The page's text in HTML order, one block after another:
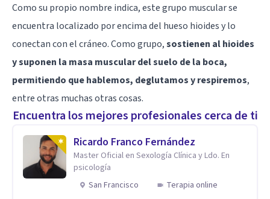
Como su propio nombre indica, este grupo muscular se
encuentra localizado por encima del hueso hioides y lo
conectan con el cráneo. Como grupo,sostienen al hioides
y suponen la masa muscular del suelo de la boca,
permitiendo que hablemos, deglutamos y respiremos,
entre otras muchas otras cosas.
Encuentra los mejores profesionales cerca de ti
Ricardo Franco Fernández
Master Oficial en Sexología Clínica y Ldo. En
psicología
San Francisco
Terapia online